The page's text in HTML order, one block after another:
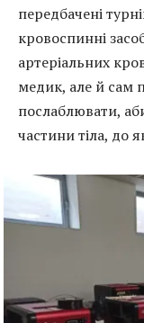
передбачені
кровоспинні
артеріальних
медик, але й сам
послаблювати,
частини тіла, до